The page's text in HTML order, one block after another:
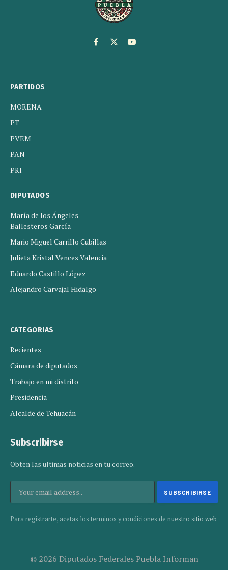
Facebook
X
(Twitter)
YouTube
PARTIDOS
MORENA
PT
PVEM
PAN
PRI
DIPUTADOS
María de los Ángeles
Ballesteros García
Mario Miguel Carrillo Cubillas
Julieta Kristal Vences Valencia
Eduardo Castillo López
Alejandro Carvajal Hidalgo
CATEGORIAS
Recientes
Cámara de diputados
Trabajo en mi distrito
Presidencia
Alcalde de Tehuacán
Subscribirse
Obten las ultimas noticias en tu correo.
Para registrarte, acetas los terminos y condiciones de nuestro sitio web
© 2026 Diputados Federales Puebla Informan